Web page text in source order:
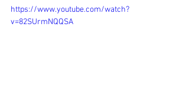
https://www.youtube.com/watch?
v=82SUrmNQQSA